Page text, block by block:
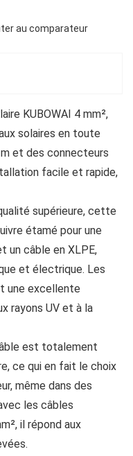
au comparateur
KUBOWAI 4 mm²,
solaires en toute
et des connecteurs
facile et rapide,
supérieure, cette
étamé pour une
un câble en XLPE,
et électrique. Les
une excellente
rayons UV et à la
est totalement
ce qui en fait le choix
même dans des
les câbles
il répond aux